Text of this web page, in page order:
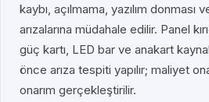
kaybı, açılmama, yazılım donması
arızalarına müdahale edilir. Panel
güç kartı, LED bar ve anakart
önce arıza tespiti yapılır; maliyet
onarım gerçekleştirilir.